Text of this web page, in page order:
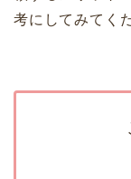
考にしてみてく